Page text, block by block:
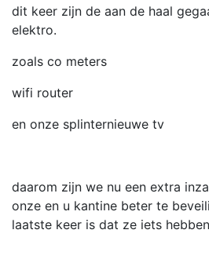
dit keer zijn de aan de haal
elektro.
zoals co meters
wifi router
en onze splinternieuwe tv
daarom zijn we nu een extra
onze en u kantine beter te
laatste keer is dat ze iets